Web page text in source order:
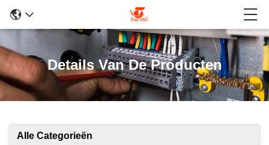
Details Van De Producten
Alle Categorieën